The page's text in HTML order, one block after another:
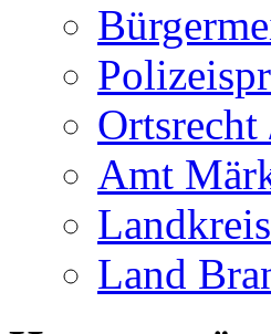
Ortsrecht
Amt
Land